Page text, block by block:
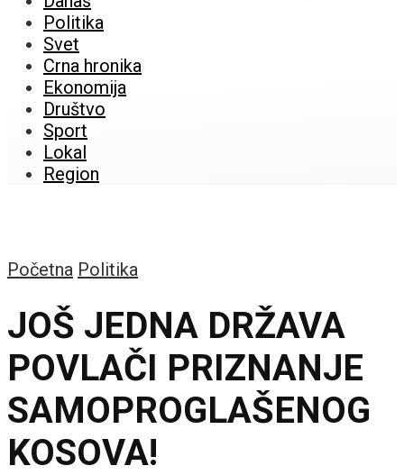
Politika
Svet
Crna hronika
Ekonomija
Društvo
Sport
Lokal
Region
Početna Politika
JOŠ JEDNA DRŽAVA
POVLAČI PRIZNANJE
SAMOPROGLAŠENOG
KOSOVA!